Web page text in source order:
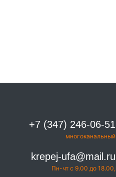
+7 (347) 246-06-51
многоканальный
krepej-ufa@mail.ru
Пн-чт с 9.00 до 18.00,